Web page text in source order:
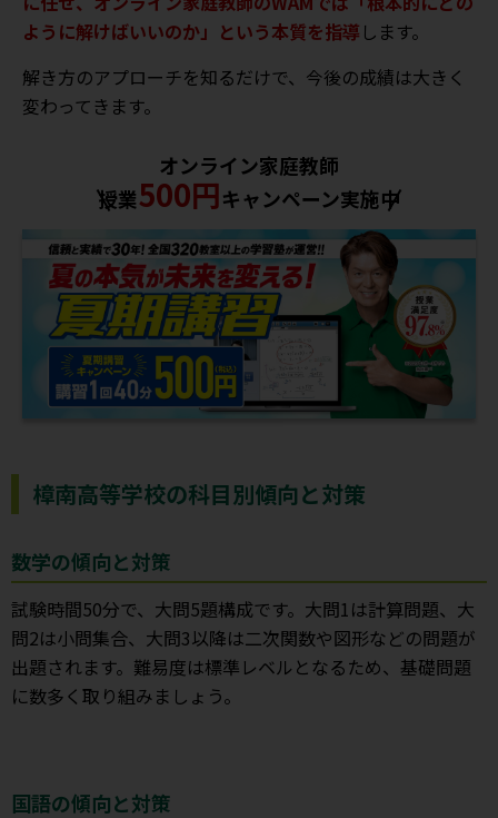
ように解けばいいのか」という本質を指導 します。
解き方のアプローチを知るだけで、今後の成績は大きく
変わってきます。
オンライン家庭教師
授業500円キャンペーン実施中
樟南高等学校の科目別傾向と対策
数学の傾向と対策
試験時間50分で、大問5題構成です。大問1は計算問題、大
問2は小問集合、大問3以降は二次関数や図形などの問題が
出題されます。難易度は標準レベルとなるため、基礎問題
に数多く取り組みましょう。
国語の傾向と対策